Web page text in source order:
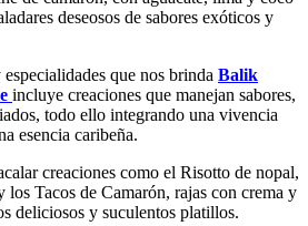
deseosos de sabores exóticos y
que nos brinda Balik
incluye creaciones que manejan sabores,
todo ello integrando una vivencia
esencia caribeña.
creaciones como el Risotto de nopal,
los Tacos de Camarón, rajas con crema y
deliciosos y suculentos platillos.